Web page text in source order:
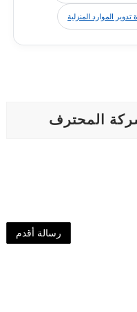
تدوير الموارد المنزلية
رسالة أقدم